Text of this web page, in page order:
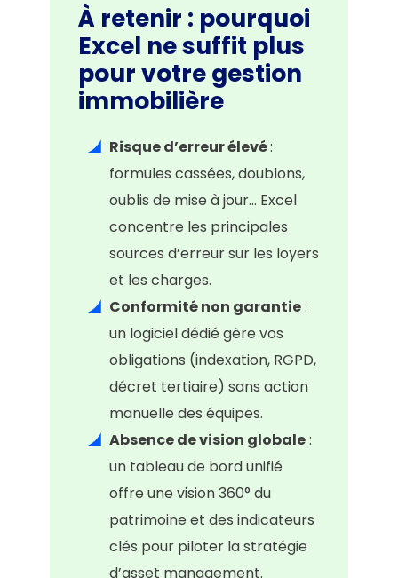
À retenir : pourquoi
Excel ne suffit plus
pour votre gestion
immobilière
Risque d’erreur élevé:
formules cassées, doublons,
oublis de mise à jour… Excel
concentre les principales
sources d’erreur sur les loyers
et les charges.
Conformité non garantie:
un logiciel dédié gère vos
obligations (indexation, RGPD,
décret tertiaire) sans action
manuelle des équipes.
Absence de vision globale:
un tableau de bord unifié
offre une vision 360° du
patrimoine et des indicateurs
clés pour piloter la stratégie
d’asset management.